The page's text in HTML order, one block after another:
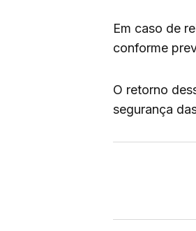
Em caso de
conforme
O retorno
segurança